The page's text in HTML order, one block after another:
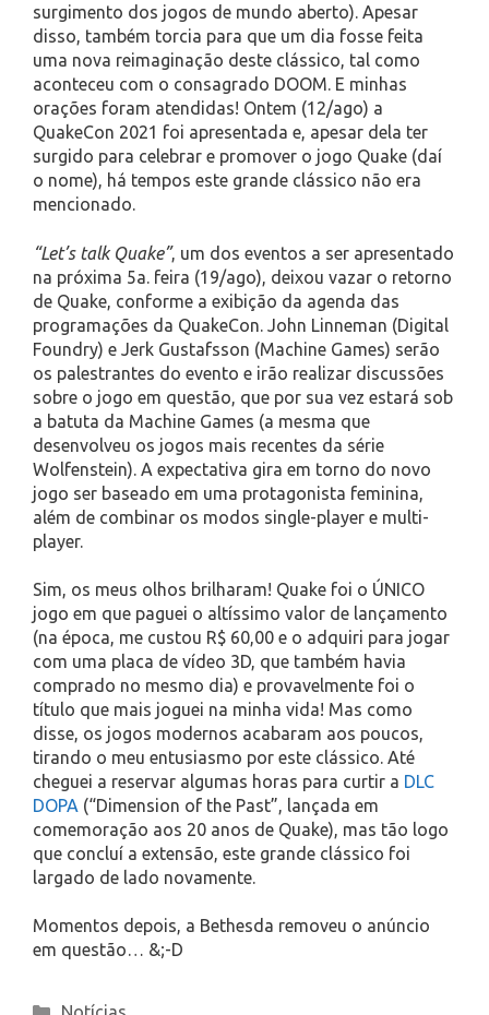
surgimento dos jogos de mundo aberto). Apesar
disso, também torcia para que um dia fosse feita
uma nova reimaginação deste clássico, tal como
aconteceu com o consagrado DOOM. E minhas
orações foram atendidas! Ontem (12/ago) a
QuakeCon 2021 foi apresentada e, apesar dela ter
surgido para celebrar e promover o jogo Quake (daí
o nome), há tempos este grande clássico não era
mencionado.
“Let’s talk Quake”, um dos eventos a ser apresentado
na próxima 5a. feira (19/ago), deixou vazar o retorno
de Quake, conforme a exibição da agenda das
programações da QuakeCon. John Linneman (Digital
Foundry) e Jerk Gustafsson (Machine Games) serão
os palestrantes do evento e irão realizar discussões
sobre o jogo em questão, que por sua vez estará sob
a batuta da Machine Games (a mesma que
desenvolveu os jogos mais recentes da série
Wolfenstein). A expectativa gira em torno do novo
jogo ser baseado em uma protagonista feminina,
além de combinar os modos single-player e multi-
player.
Sim, os meus olhos brilharam! Quake foi o ÚNICO
jogo em que paguei o altíssimo valor de lançamento
(na época, me custou R$ 60,00 e o adquiri para jogar
com uma placa de vídeo 3D, que também havia
comprado no mesmo dia) e provavelmente foi o
título que mais joguei na minha vida! Mas como
disse, os jogos modernos acabaram aos poucos,
tirando o meu entusiasmo por este clássico. Até
cheguei a reservar algumas horas para curtir a DLC
DOPA (“Dimension of the Past”, lançada em
comemoração aos 20 anos de Quake), mas tão logo
que concluí a extensão, este grande clássico foi
largado de lado novamente.
Momentos depois, a Bethesda removeu o anúncio
em questão… &;-D
Categories